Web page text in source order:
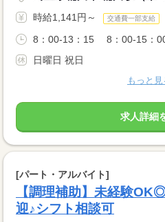
時給1,141円～ 交通費一部支給
8：00-13：15 8：00-15：00
日曜日 祝日
もっと見
求人詳細
[パート・アルバイト]
【調理補助】未経験
迎♪シフト相談可